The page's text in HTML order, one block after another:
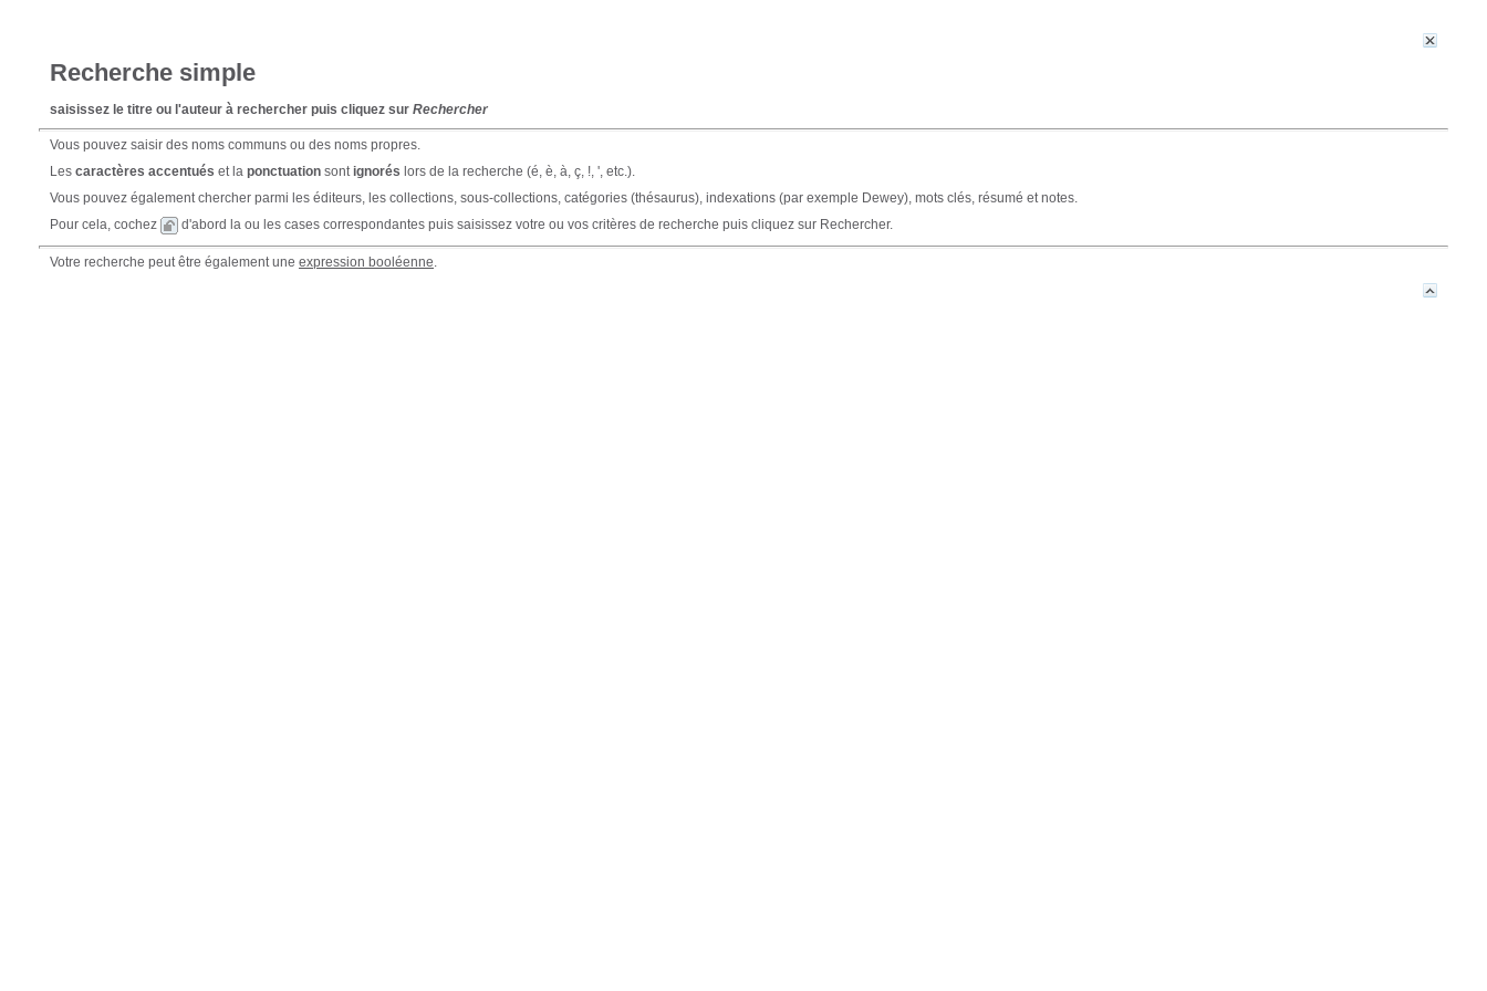
Recherche simple
saisissez le titre ou l'auteur à rechercher puis cliquez sur Rechercher
Vous pouvez saisir des noms communs ou des noms propres.
Les caractères accentués et la ponctuation sont ignorés lors de la recherche (é, è, à, ç, !, ', etc.).
Vous pouvez également chercher parmi les éditeurs, les collections, sous-collections, catégories (thésaurus), indexations (par exemple Dewey), mots clés, résumé et notes.
Pour cela, cochez
d'abord la ou les cases correspondantes puis saisissez votre ou vos critères de recherche puis cliquez sur Rechercher.
Votre recherche peut être également une expression booléenne.